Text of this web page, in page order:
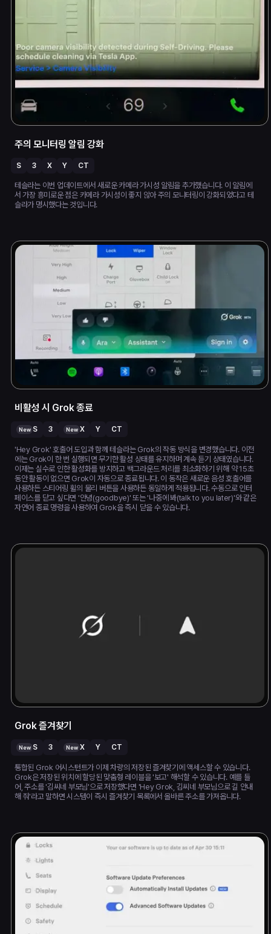
주의 모니터링 알림 강화
S 3 X Y CT
테슬라는 이번 업데이트에서 새로운 카메라 가시성 알림을 추가했습니다. 이 알림에
서 가장 흥미로운 점은 카메라 가시성이 좋지 않아 주의 모니터링이 강화되었다고 테
슬라가 명시했다는 것입니다.
비활성 시 Grok 종료
New S 3 New X Y CT
'Hey Grok' 호출어 도입과 함께 테슬라는 Grok의 작동 방식을 변경했습니다. 이전
에는 Grok이 한 번 실행되면 무기한 활성 상태를 유지하며 계속 듣기 상태였습니다.
이제는 실수로 인한 활성화를 방지하고 백그라운드 처리를 최소화하기 위해 약 15초
동안 활동이 없으면 Grok이 자동으로 종료됩니다. 이 동작은 새로운 음성 호출어를
사용하든 스티어링 휠의 물리 버튼을 사용하든 동일하게 적용됩니다. 수동으로 인터
페이스를 닫고 싶다면 '안녕(goodbye)' 또는 '나중에 봐(talk to you later)'와 같은
자연어 종료 명령을 사용하여 Grok을 즉시 닫을 수 있습니다.
Grok 즐겨찾기
New S 3 New X Y CT
통합된 Grok 어시스턴트가 이제 차량의 저장된 즐겨찾기에 액세스할 수 있습니다.
Grok은 저장된 위치에 할당된 맞춤형 레이블을 '보고' 해석할 수 있습니다. 예를 들
어, 주소를 '김씨네 부모님'으로 저장했다면 'Hey Grok, 김씨네 부모님으로 길 안내
해 줘'라고 말하면 시스템이 즉시 즐겨찾기 목록에서 올바른 주소를 가져옵니다.